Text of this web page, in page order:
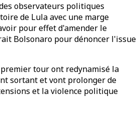
observateurs politiques
de Lula avec une marge
pour effet d'amender le
Bolsonaro pour dénoncer l'issue
tour ont redynamisé la
sortant et vont prolonger de
et la violence politique